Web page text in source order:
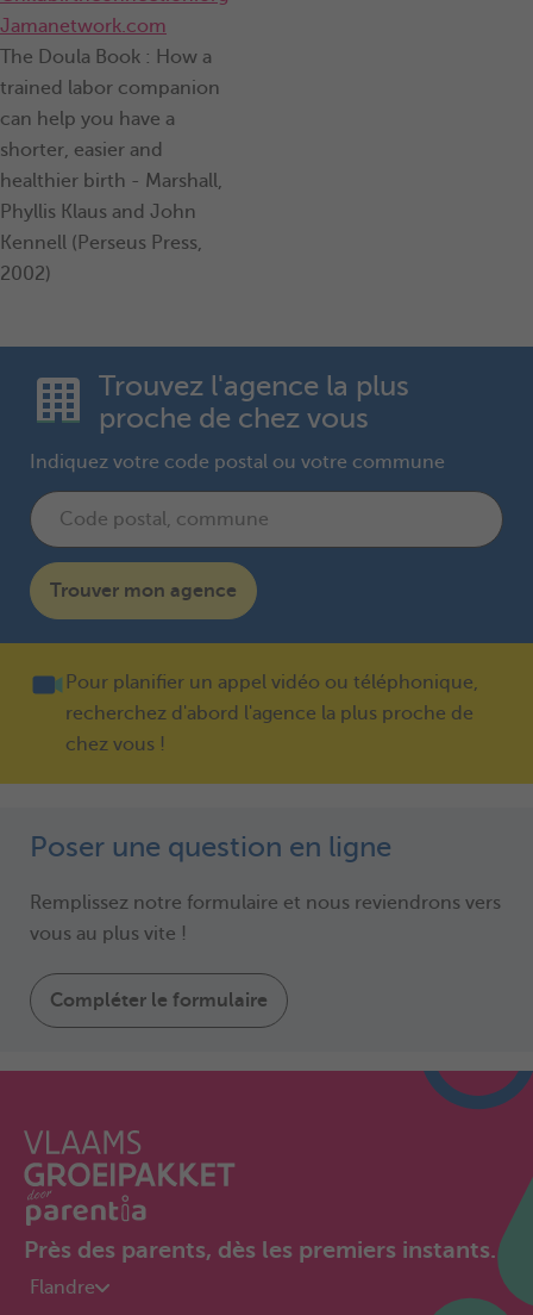
Jamanetwork.com
The Doula Book : How a
trained labor companion
can help you have a
shorter, easier and
healthier birth - Marshall,
Phyllis Klaus and John
Kennell (Perseus Press,
2002)
Trouvez l'agence la plus
proche de chez vous
Indiquez votre code postal ou votre commune
Trouver mon agence
Pour planifier un appel vidéo ou téléphonique,
recherchez d'abord l'agence la plus proche de
chez vous !
Poser une question en ligne
Remplissez notre formulaire et nous reviendrons vers
vous au plus vite !
Compléter le formulaire
Près des parents, dès les premiers instants.
Flandre